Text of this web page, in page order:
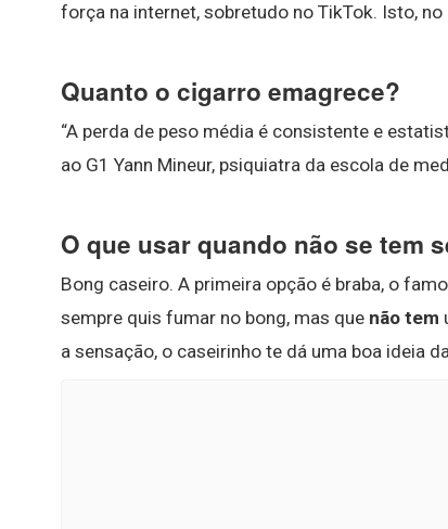
força na internet, sobretudo no TikTok. Isto, no
Quanto o cigarro emagrece?
“A perda de peso média é consistente e
ao G1 Yann Mineur, psiquiatra da escola de
O que usar quando não se tem
Bong caseiro. A primeira opção é braba, o
sempre quis fumar no bong, mas que não tem
a sensação, o caseirinho te dá uma boa ideia